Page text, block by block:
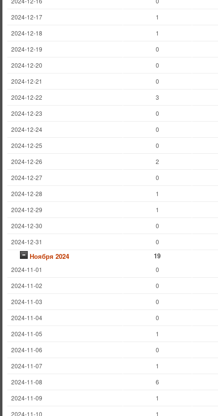
2024-12-17
1
2024-12-18
1
2024-12-19
0
2024-12-20
0
2024-12-21
0
2024-12-22
3
2024-12-23
0
2024-12-24
0
2024-12-25
0
2024-12-26
2
2024-12-27
0
2024-12-28
1
2024-12-29
1
2024-12-30
0
2024-12-31
0
Ноября 2024 19
2024-11-01
0
2024-11-02
0
2024-11-03
0
2024-11-04
0
2024-11-05
1
2024-11-06
0
2024-11-07
1
2024-11-08
6
2024-11-09
1
2024-11-10
1